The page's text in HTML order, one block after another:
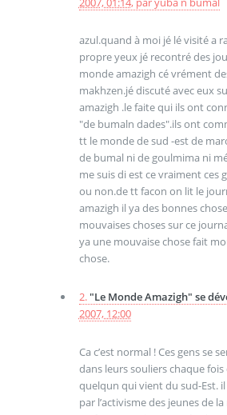
azul.quand à moi jé lé visité a
propre yeux jé recontré des
monde amazigh cé vrément
makhzen.jé discuté avec eux
amazigh .le faite qui ils ont
"de bumaln dades".ils ont
tt le monde de sud -est de
de bumal ni de goulmima ni
me suis di est ce vraiment ces
ou non.de tt facon on lit le
amazigh il ya des bonnes
mouvaises choses sur ce
ya une mouvaise chose fait
chose.
2. "Le Monde Amazigh" se
2007, 12:00
Ca c’est normal ! Ces gens se
dans leurs souliers chaque
quelqun qui vient du sud-Est.
par l’activisme des jeunes de